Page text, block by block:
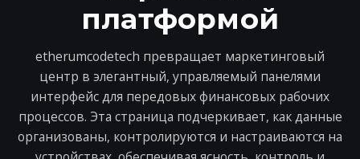
платформой
etherumcodetech превращает маркетинговый
центр в элегантный, управляемый панелями
интерфейс для передовых финансовых рабочих
процессов. Эта страница подчеркивает, как данные
организованы, контролируются и настраиваются на